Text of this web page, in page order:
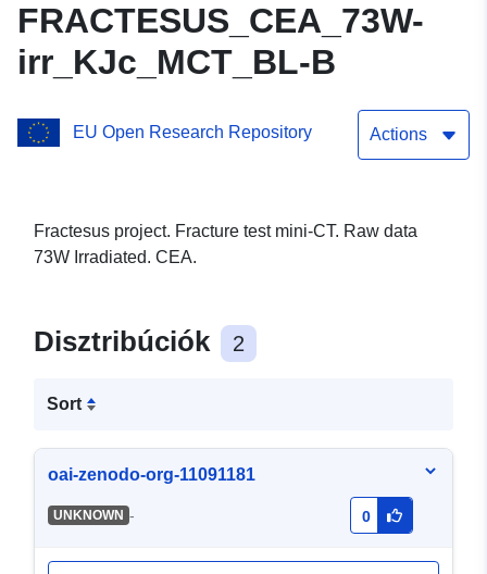
FRACTESUS_CEA_73W-
irr_KJc_MCT_BL-B
EU Open Research Repository Actions
Fractesus project. Fracture test mini-CT. Raw data
73W Irradiated. CEA.
Disztribúciók 2
Sort
oai-zenodo-org-11091181
UNKNOWN - 0